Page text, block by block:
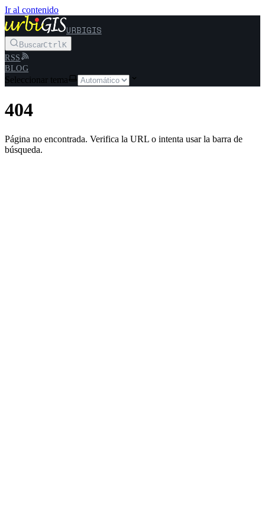
Ir al contenido
URBIGIS
BuscarCtrlK
RSS
BLOG
Seleccionar tema
404
Página no encontrada. Verifica la URL o intenta usar la barra de
búsqueda.